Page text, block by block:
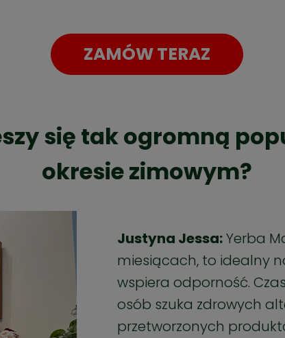
ZAMÓW TERAZ
się tak ogromną
okresie zimowym?
Justyna Jessa:Yerba
miesiącach, to idealny
wspiera odporność.
osób szuka zdrowych
przetworzonych